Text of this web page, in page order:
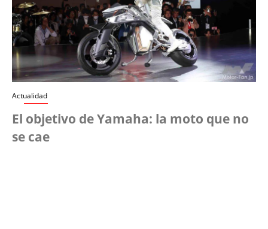
Actualidad
El objetivo de Yamaha: la moto que no
se cae